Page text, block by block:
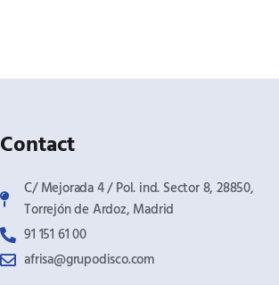
Contact
C/ Mejorada 4 / Pol. ind. Sector 8, 28850,
Torrejón de Ardoz, Madrid​
91 151 61 00
afrisa@grupodisco.com